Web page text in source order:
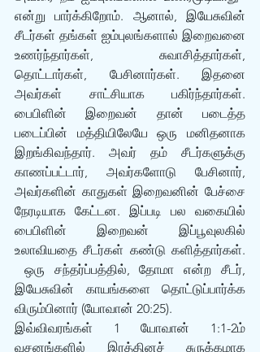
என்று பார்க்கிறோம். ஆனால், இயேசுவின்
சீடர்கள் தங்கள் ஐம்புலங்களால் இறைவனை
உணர்ந்தார்கள், சுவாசித்தார்கள்,
தொட்டார்கள், பேசினார்கள். இதனை
அவர்கள் சாட்சியாக பகிர்ந்தார்கள்.
பைபிளின் இறைவன் தான் படைத்த
படைப்பின் மத்தியிலேயே ஒரு மனிதனாக
இறங்கிவந்தார். அவர் தம் சீடர்களுக்கு
காணப்பட்டார், அவர்களோடு பேசினார்,
அவர்களின் காதுகள் இறைவனின் பேச்சை
நேரடியாக கேட்டன. இப்படி பல வகையில்
பைபிளின் இறைவன் இப்பூவுலகில்
உலாவியதை சீடர்கள் கண்டு களித்தார்கள்.
ஒரு சந்தர்ப்பத்தில், தோமா என்ற சீடர்,
இயேசுவின் காயங்களை தொட்டுப்பார்க்க
விரும்பினார் (யோவான் 20:25).
இவ்விவரங்கள் 1 யோவான் 1:1-2ம்
வசனங்களில் இரத்தினச் சுருக்கமாக